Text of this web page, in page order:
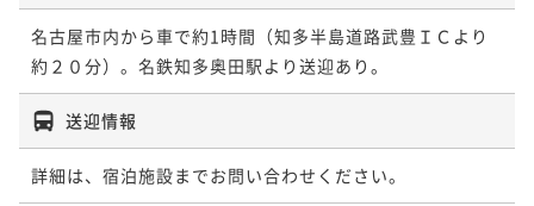
名古屋市内から車で約1時間（知多半島道路武豊ＩＣより
約２０分）。名鉄知多奥田駅より送迎あり。
送迎情報
詳細は、宿泊施設までお問い合わせください。